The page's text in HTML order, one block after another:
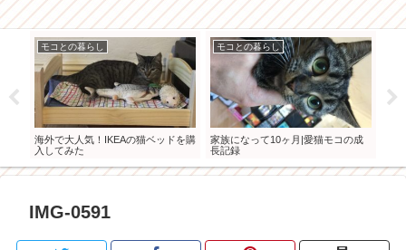
モコとの暮らし
海外で大人気！IKEAの猫ベッドを購
入してみた
モコとの暮らし
家族になって10ヶ月|愛猫モコの成
長記録
IMG-0591